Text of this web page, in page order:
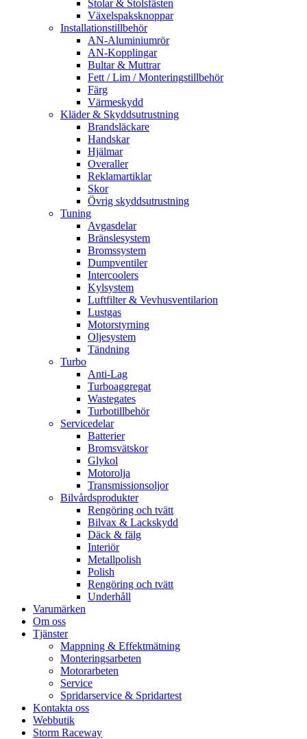
Stolar & Stolsfästen
Växelspaksknoppar
Installationstillbehör
AN-Aluminiumrör
AN-Kopplingar
Bultar & Muttrar
Fett / Lim / Monteringstillbehör
Färg
Värmeskydd
Kläder & Skyddsutrustning
Brandsläckare
Handskar
Hjälmar
Overaller
Reklamartiklar
Skor
Övrig skyddsutrustning
Tuning
Avgasdelar
Bränslesystem
Bromssystem
Dumpventiler
Intercoolers
Kylsystem
Luftfilter & Vevhusventilarion
Lustgas
Motorstyrning
Oljesystem
Tändning
Turbo
Anti-Lag
Turboaggregat
Wastegates
Turbotillbehör
Servicedelar
Batterier
Bromsvätskor
Glykol
Motorolja
Transmissionsoljor
Bilvårdsprodukter
Rengöring och tvätt
Bilvax & Lackskydd
Däck & fälg
Interiör
Metallpolish
Polish
Rengöring och tvätt
Underhåll
Varumärken
Om oss
Tjänster
Mappning & Effektmätning
Monteringsarbeten
Motorarbeten
Service
Spridarservice & Spridartest
Kontakta oss
Webbutik
Storm Raceway